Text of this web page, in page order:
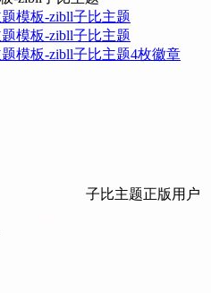
4枚徽章
子比主题正版用户